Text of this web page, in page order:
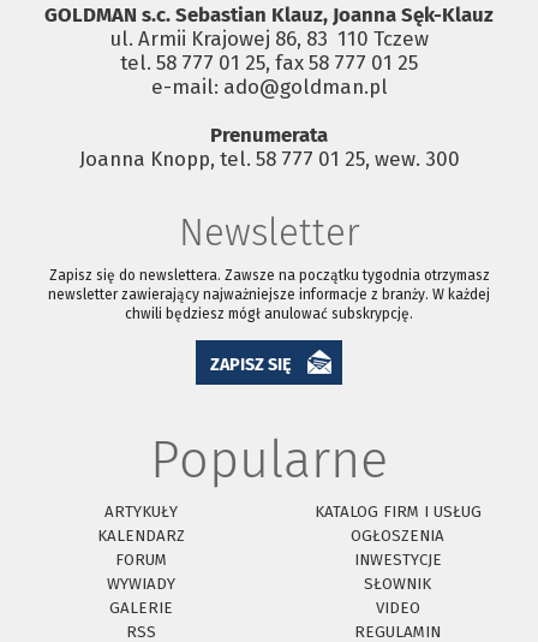
GOLDMAN s.c. Sebastian Klauz, Joanna Sęk-Klauz
ul. Armii Krajowej 86, 83 ­ 110 Tczew
tel. 58 777 01 25, fax 58 777 01 25
e-mail: ado@goldman.pl
Prenumerata
Joanna Knopp, tel. 58 777 01 25, wew. 300
Newsletter
Zapisz się do newslettera. Zawsze na początku tygodnia otrzymasz
newsletter zawierający najważniejsze informacje z branży. W każdej
chwili będziesz mógł anulować subskrypcję.
ZAPISZ SIĘ
Popularne
ARTYKUŁY
KATALOG FIRM I USŁUG
KALENDARZ
OGŁOSZENIA
FORUM
INWESTYCJE
WYWIADY
SŁOWNIK
GALERIE
VIDEO
RSS
REGULAMIN